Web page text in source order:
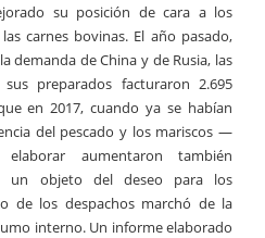
su posición de cara a los
carnes bovinas. El año pasado,
demanda de China y de Rusia, las
preparados facturaron 2.695
en 2017, cuando ya se habían
del pescado y los mariscos —
aumentaron también
un objeto del deseo para los
de los despachos marchó de la
interno. Un informe elaborado